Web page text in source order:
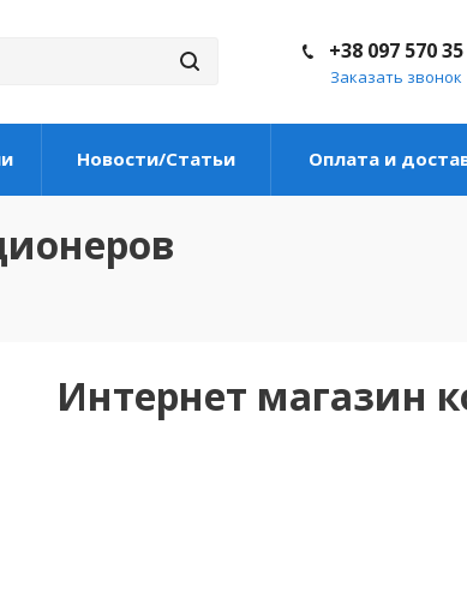
+38 097 570
Заказать звонок
Новости/Статьи Оплата и
Интернет магазин